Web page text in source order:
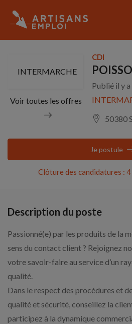
INTERMARCHE
Voir toutes les offres
CDI
Publié il y
50380
Clôture des candidatures :
Je postule
Description du poste
Passionné(e) par les produits de la
sens du contact client ? Rejoignez
votre savoir-faire au service d’un
qualité.
Dans le respect des procédures et
qualité et sécurité, conseillez la
participez à la dynamique